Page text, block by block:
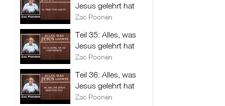
Jesus gelehrt hat
Zac Poonen
Teil 35: Alles, was
Jesus gelehrt hat
Zac Poonen
Teil 36: Alles, was
Jesus gelehrt hat
Zac Poonen